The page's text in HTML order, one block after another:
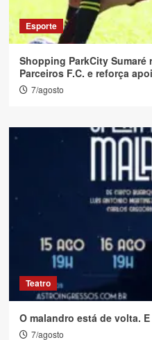
Esporte
Shopping ParkCity
Parceiros F.C. e reforça
7/agosto
Teatro
O malandro está de volta.
7/agosto